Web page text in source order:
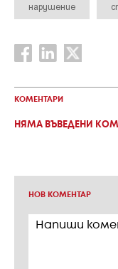
нарушение
КОМЕНТАРИ
НЯМА ВЪВЕДЕНИ
НОВ КОМЕНТАР